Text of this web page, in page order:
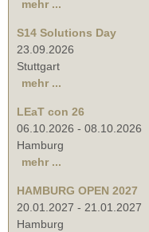
mehr ...
S14 Solutions Day
23.09.2026
Stuttgart
mehr ...
LEaT con 26
06.10.2026 - 08.10.2026
Hamburg
mehr ...
HAMBURG OPEN 2027
20.01.2027 - 21.01.2027
Hamburg